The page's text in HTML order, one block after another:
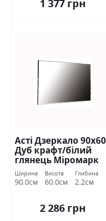
1 377 грн
Асті Дзеркало 90х60
Дуб крафт/білий
глянець Міромарк
Ширина
90.0см
Висота
60.0см
Глибина
2.2см
2 286 грн